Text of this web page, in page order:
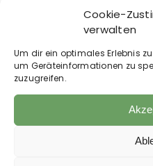
Cookie-
verwalten
Um dir ein optimales Erlebnis
um Geräteinformationen zu
zuzugreifen.
Fütterungsempfehlung:
Füttern Sie täglich 50
Adstringa
den Peloid-Pellets.
Kräuter können sich
beim Versand
Dies ist natürlich und
Qualitätsminderung dar.